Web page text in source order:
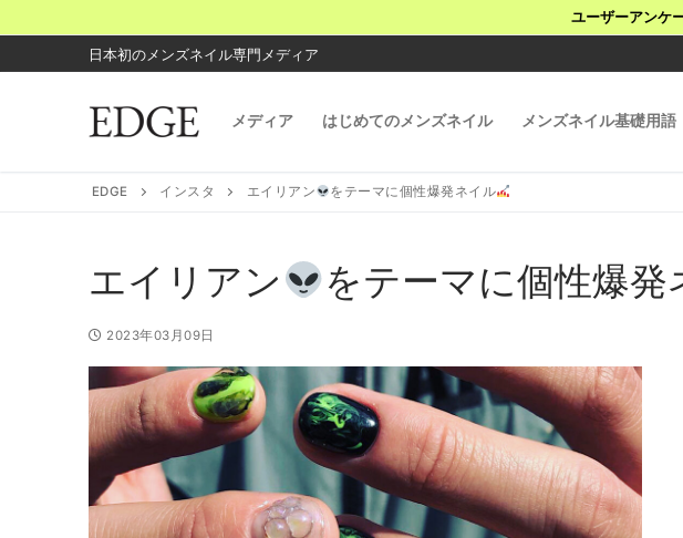
ン
テ
ユーザーアンケ
日本初のメンズネイル専門メディア
メディア はじめてのメンズネイル メンズネイル基礎用語
EDGE インスタ エイリアン をテーマに個性爆発ネイル
エイリアン をテーマに個性爆発
2023年03月09日